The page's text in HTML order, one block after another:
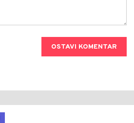
OSTAVI KOMENTAR